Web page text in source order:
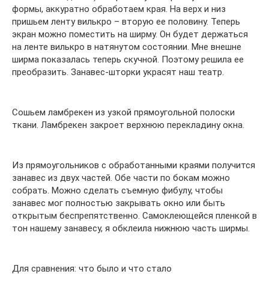
формы, аккуратно обработаем края. На верх и низ
пришьем ленту вилькро – вторую ее половину. Теперь
экран можно поместить на ширму. Он будет держаться
на ленте вилькро в натянутом состоянии. Мне внешне
ширма показалась теперь скучной. Поэтому решила ее
преобразить. Занавес-шторки украсят наш театр.
Сошьем ламбрекен из узкой прямоугольной полоски
ткани. Ламбрекен закроет верхнюю перекладину окна.
Из прямоугольников с обработанными краями получится
занавес из двух частей. Обе части по бокам можно
собрать. Можно сделать съемную фибулу, чтобы
занавес мог полностью закрывать окно или быть
открытым беспрепятственно. Самоклеющейся пленкой в
тон нашему занавесу, я обклеила нижнюю часть ширмы.
Для сравнения: что было и что стало